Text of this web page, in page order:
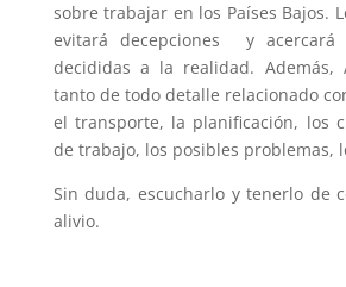
sobre trabajar en los Países Bajos.
evitará decepciones y acercará
decididas a la realidad. Además,
tanto de todo detalle relacionado
el transporte, la planificación, los
de trabajo, los posibles problemas,
Sin duda, escucharlo y tenerlo de
alivio.